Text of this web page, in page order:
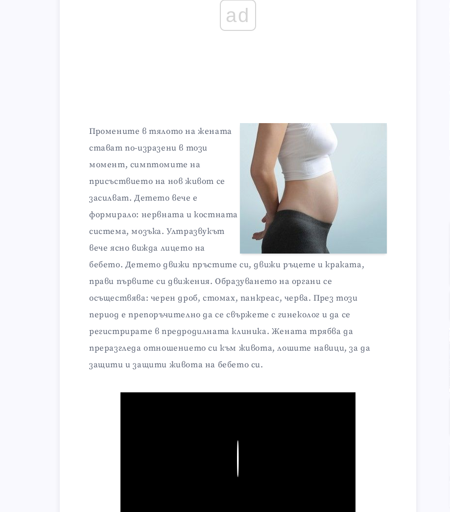
ad
Промените в тялото на жената
стават по-изразени в този
момент, симптомите на
присъствието на нов живот се
засилват. Детето вече е
формирало: нервната и костната
система, мозъка. Ултразвукът
вече ясно вижда лицето на
бебето. Детето движи пръстите си, движи ръцете и краката,
прави първите си движения. Образуването на органи се
осъществява: черен дроб, стомах, панкреас, черва. През този
период е препоръчително да се свържете с гинеколог и да се
регистрирате в предродилната клиника. Жената трябва да
преразгледа отношението си към живота, лошите навици, за да
защити и защити живота на бебето си.